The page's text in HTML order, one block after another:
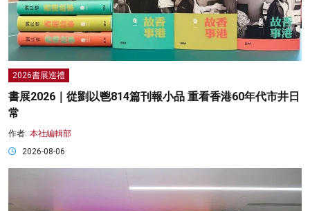
2026書展巡禮
書展2026｜從劉以鬯814篇刊報小品 重看香港60年代市井日
常
作者: 本社編輯部
2026-08-06